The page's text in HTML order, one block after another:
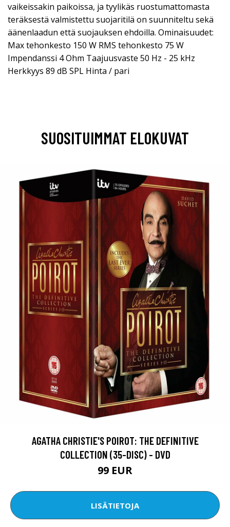
vaikeissakin paikoissa, ja tyylikäs ruostumattomasta
teräksestä valmistettu suojaritilä on suunniteltu sekä
äänenlaadun että suojauksen ehdoilla. Ominaisuudet:
Max tehonkesto 150 W RMS tehonkesto 75 W
Impendanssi 4 Ohm Taajuusvaste 50 Hz - 25 kHz
Herkkyys 89 dB SPL Hinta / pari
SUOSITUIMMAT ELOKUVAT
AGATHA CHRISTIE'S POIROT: THE DEFINITIVE
COLLECTION (35-DISC) - DVD
99 EUR
LISÄTIETOJA